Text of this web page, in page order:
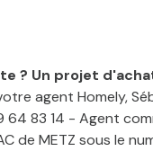
? Un projet
agent Homely,
64 83 14 - Agent
de METZ sous le